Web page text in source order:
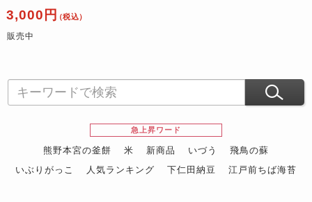
3,000円 （税込）
販売中
急上昇ワード
熊野本宮の釜餅 米 新商品 いづう
飛鳥の蘇
いぶりがっこ
人気ランキング 下仁田納豆
江戸前ちば海苔